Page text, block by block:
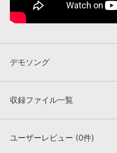
デモソング
収録サウンドの試聴
収録ファイル一覧
収録ファイル一覧
ユーザーレビュー (0件)